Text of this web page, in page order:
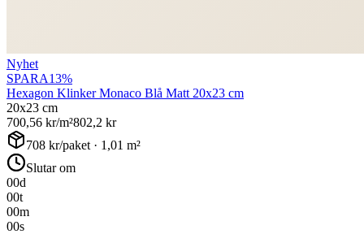
Nyhet
SPARA13%
Hexagon Klinker Monaco Blå Matt 20x23 cm
20x23 cm
700,56 kr/m²802,2 kr
708 kr/paket · 1,01 m²
Slutar om
00d
00t
00m
00s